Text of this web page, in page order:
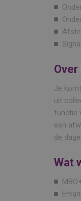
Je
uit
functie
een
de
Wat